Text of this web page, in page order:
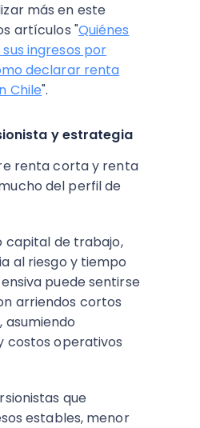
más en este
artículos "Quiénes
ingresos por
declarar renta
Chile".
y estrategia
renta corta y renta
del perfil de
capital de trabajo,
al riesgo y tiempo
puede sentirse
arriendos cortos
costos operativos
que
estables, menor